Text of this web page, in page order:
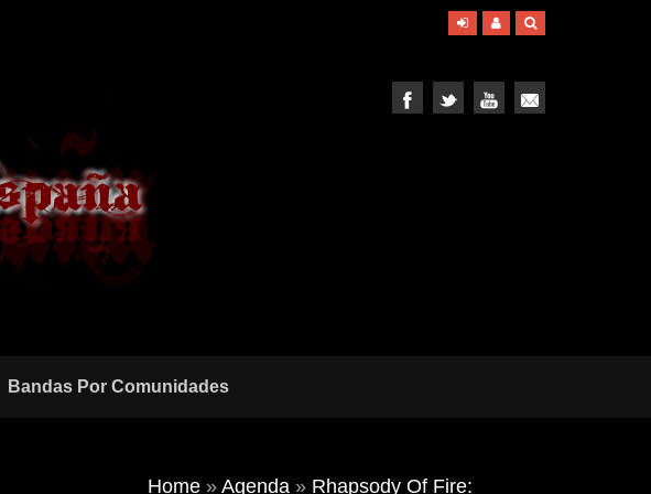
Bandas Por Comunidades
Home » Agenda » Rhapsody Of Fire: